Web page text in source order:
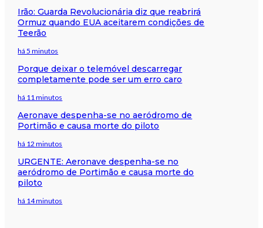
Irão: Guarda Revolucionária diz que reabrirá
Ormuz quando EUA aceitarem condições de
Teerão
há 5 minutos
Porque deixar o telemóvel descarregar
completamente pode ser um erro caro
há 11 minutos
Aeronave despenha-se no aeródromo de
Portimão e causa morte do piloto
há 12 minutos
URGENTE: Aeronave despenha-se no
aeródromo de Portimão e causa morte do
piloto
há 14 minutos